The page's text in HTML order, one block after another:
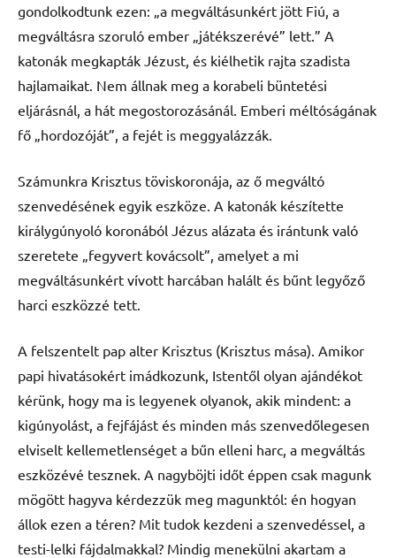
gondolkodtunk ezen: „a megváltásunkért jött Fiú, a
megváltásra szoruló ember „játékszerévé” lett.” A
katonák megkapták Jézust, és kiélhetik rajta szadista
hajlamaikat. Nem állnak meg a korabeli büntetési
eljárásnál, a hát megostorozásánál. Emberi méltóságának
fő „hordozóját”, a fejét is meggyalázzák.
Számunkra Krisztus töviskoronája, az ő megváltó
szenvedésének egyik eszköze. A katonák készítette
királygúnyoló koronából Jézus alázata és irántunk való
szeretete „fegyvert kovácsolt”, amelyet a mi
megváltásunkért vívott harcában halált és bűnt legyőző
harci eszközzé tett.
A felszentelt pap alter Krisztus (Krisztus mása). Amikor
papi hivatásokért imádkozunk, Istentől olyan ajándékot
kérünk, hogy ma is legyenek olyanok, akik mindent: a
kigúnyolást, a fejfájást és minden más szenvedőlegesen
elviselt kellemetlenséget a bűn elleni harc, a megváltás
eszközévé tesznek. A nagyböjti időt éppen csak magunk
mögött hagyva kérdezzük meg magunktól: én hogyan
állok ezen a téren? Mit tudok kezdeni a szenvedéssel, a
testi-lelki fájdalmakkal? Mindig menekülni akartam a